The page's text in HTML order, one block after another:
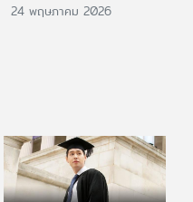
24 พฤษภาคม 2026